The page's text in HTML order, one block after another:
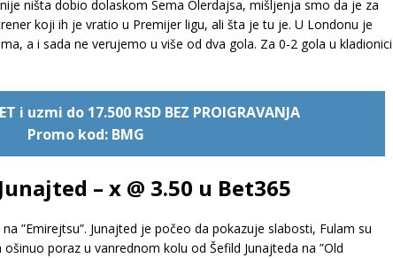
ništa dobio dolaskom Sema Olerdajsa, mišljenja smo da je za
koji ih je vratio u Premijer ligu, ali šta je tu je. U Londonu je
a i sada ne verujemo u više od dva gola. Za 0-2 gola u kladionici
i uzmi do 17.500 RSD BEZ PROIGRAVANJA
Promo kod: BMG
– x @ 3.50 u Bet365
”Emirejtsu”. Junajted je počeo da pokazuje slabosti, Fulam su
poraz u vanrednom kolu od Šefild Junajteda na ”Old